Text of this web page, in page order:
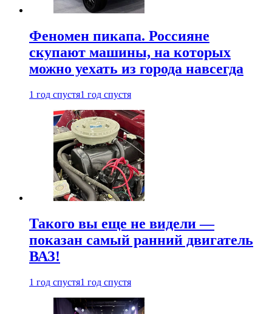
Феномен пикапа. Россияне
скупают машины, на которых
можно уехать из города навсегда
1 год спустя1 год спустя
Такого вы еще не видели —
показан самый ранний двигатель
ВАЗ!
1 год спустя1 год спустя